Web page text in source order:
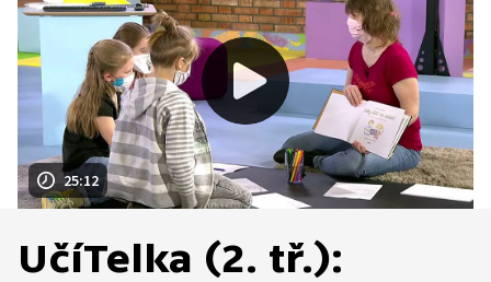
25:12
UčíTelka (2. tř.):